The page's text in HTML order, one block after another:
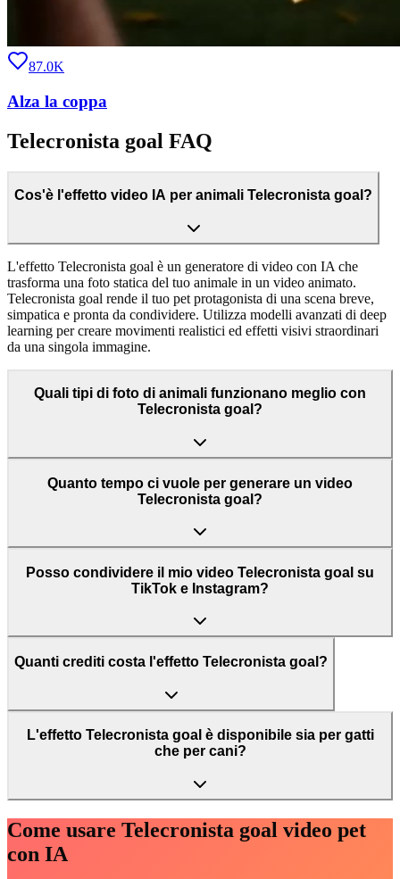
87.0K
Alza la coppa
Telecronista goal FAQ
Cos'è l'effetto video IA per animali Telecronista goal?
L'effetto Telecronista goal è un generatore di video con IA che
trasforma una foto statica del tuo animale in un video animato.
Telecronista goal rende il tuo pet protagonista di una scena breve,
simpatica e pronta da condividere. Utilizza modelli avanzati di deep
learning per creare movimenti realistici ed effetti visivi straordinari
da una singola immagine.
Quali tipi di foto di animali funzionano meglio con
Telecronista goal?
Quanto tempo ci vuole per generare un video
Telecronista goal?
Posso condividere il mio video Telecronista goal su
TikTok e Instagram?
Quanti crediti costa l'effetto Telecronista goal?
L'effetto Telecronista goal è disponibile sia per gatti
che per cani?
Come usare Telecronista goal video pet
con IA